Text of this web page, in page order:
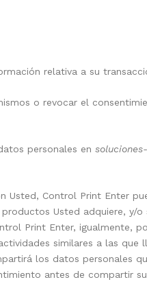
relativa a su
o revocar el
personales en soluciones-
Usted, Control Print Enter
Usted adquiere, y/o
Print Enter, igualmente,
similares a las que
los datos personales
antes de compartir